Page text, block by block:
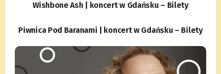
Wishbone Ash | koncert w Gdańsku – Bilety
Piwnica Pod Baranami | koncert w Gdańsku – Bilety